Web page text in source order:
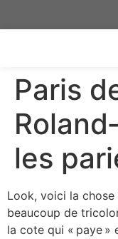
Paris
les
Look, voici la chose
beaucoup de
la cote qui « paye